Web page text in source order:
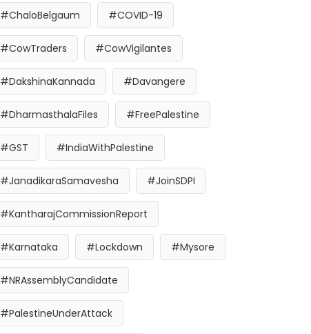
#ChaloBelgaum #COVID-19
#CowTraders #CowVigilantes
#DakshinaKannada #Davangere
#DharmasthalaFiles #FreePalestine
#GST #IndiaWithPalestine
#JanadikaraSamavesha #JoinSDPI
#KantharajCommissionReport
#Karnataka #Lockdown #Mysore
#NRAssemblyCandidate
#PalestineUnderAttack